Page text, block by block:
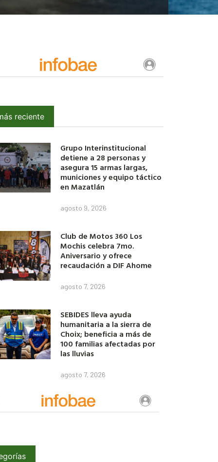
reciente
Grupo Interinstitucional
detiene a 28 personas y
asegura 15 armas largas,
municiones y equipo táctico
en Mazatlán
agosto 9, 2026
Club de Motos 360 Los
Mochis celebra 7mo.
Aniversario y ofrece
recaudación a DIF Ahome
agosto 7, 2026
SEBIDES lleva ayuda
humanitaria a la sierra de
Choix; beneficia a más de
100 familias afectadas por
las lluvias
agosto 7, 2026